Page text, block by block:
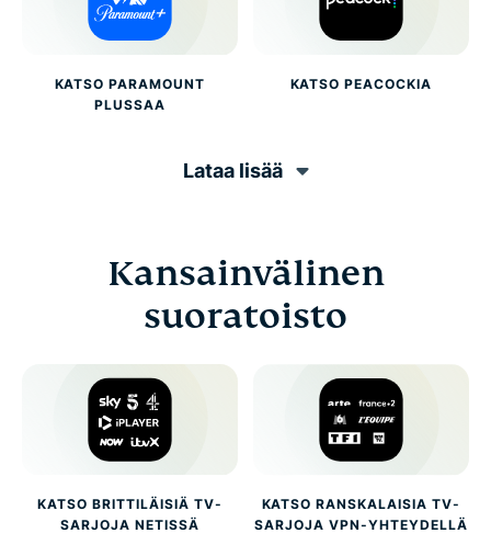
KATSO PARAMOUNT
PLUSSAA
KATSO PEACOCKIA
Lataa lisää
Kansainvälinen
suoratoisto
KATSO BRITTILÄISIÄ TV-
SARJOJA NETISSÄ
KATSO RANSKALAISIA TV-
SARJOJA VPN-YHTEYDELLÄ